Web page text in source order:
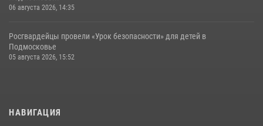
06 августа 2026, 14:35
Росгвардейцы провели «Урок безопасности» для детей в
Подмосковье
05 августа 2026, 15:52
НАВИГАЦИЯ